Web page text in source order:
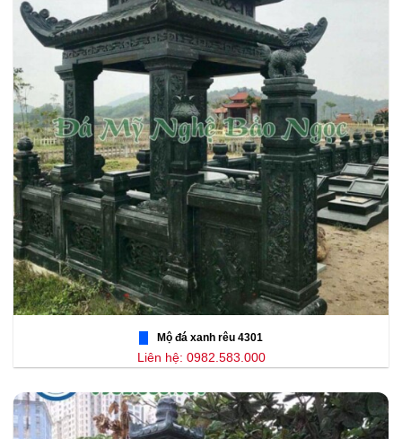
Mộ đá xanh rêu 4301
Liên hệ: 0982.583.000